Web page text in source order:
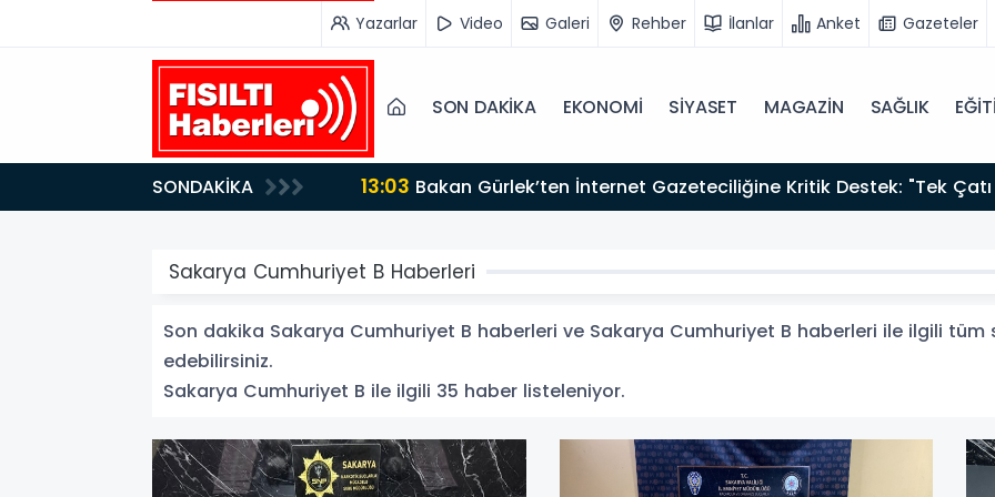
Yazarlar Video Galeri Rehber İlanlar Anket Gazeteler
SON DAKİKA EKONOMİ SİYASET MAGAZİN SAĞLIK
SONDAKİKA 13:03
Düzenlemeye Hazırız"
Sakarya Cumhuriyet B Haberleri
Son dakika Sakarya Cumhuriyet B haberleri ve Sakarya Cumhuriyet B haberleri ile ilgili tüm
edebilirsiniz.
Sakarya Cumhuriyet B ile ilgili 35 haber listeleniyor.